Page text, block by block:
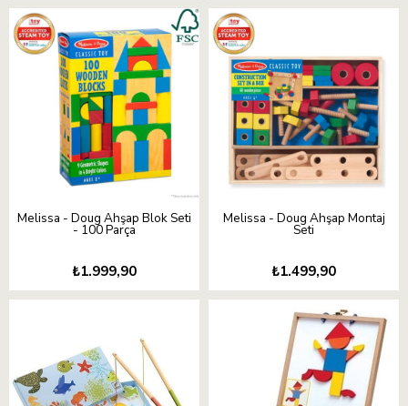
Melissa - Doug Ahşap Blok Seti
- 100 Parça
₺1.999,90
Melissa - Doug Ahşap Montaj
Seti
₺1.499,90